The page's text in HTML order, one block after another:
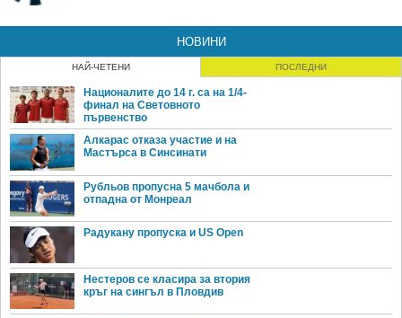
НОВИНИ
НАЙ-ЧЕТЕНИ ПОСЛЕДНИ
Националите до 14 г. са на 1/4-
финал на Световното
първенство
Алкарас отказа участие и на
Мастърса в Синсинати
Рубльов пропусна 5 мачбола и
отпадна от Монреал
Радукану пропуска и US Open
Нестеров се класира за втория
кръг на сингъл в Пловдив